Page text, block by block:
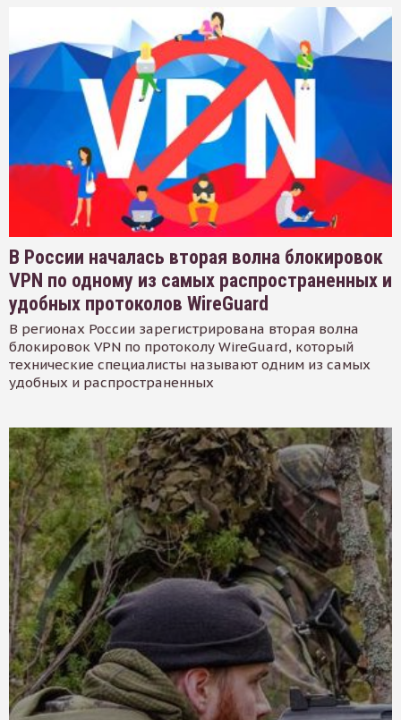
В России началась вторая волна блокировок
VPN по одному из самых распространенных и
удобных протоколов WireGuard
В регионах России зарегистрирована вторая волна
блокировок VPN по протоколу WireGuard, который
технические специалисты называют одним из самых
удобных и распространенных